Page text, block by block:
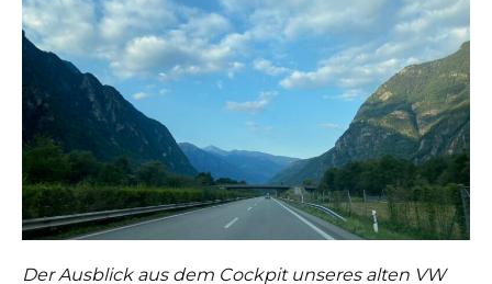
Der Ausblick aus dem Cockpit unseres alten VW